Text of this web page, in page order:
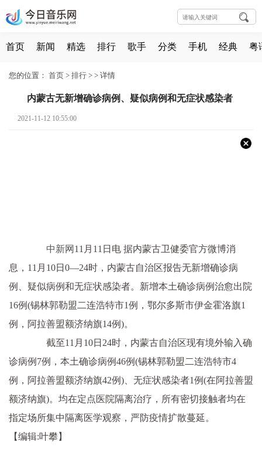
首页 新闻 精选 排行 歌手 分类 手机 经典 粤
您的位置： 首页 > 排行 > > 详情
内蒙古无新增确诊病例、疑似病例和无症状感染者
2021-11-12 10:55:00
中新网 11月11日电 据内蒙古卫健委官方微博消
息，11月10日0—24时，内蒙古自治区报告无新增确诊病
例、疑似病例和无症状感染者。新增本土确诊病例治愈出院
16例(锡林郭勒盟二连浩特市1例，鄂尔多斯市伊金霍洛旗1
例，阿拉善盟额济纳旗14例)。
截至11月10日24时，内蒙古自治区现有境外输入确
诊病例7例，本土确诊病例46例(锡林郭勒盟二连浩特市4
例，阿拉善盟额济纳旗42例)、无症状感染者1例(在阿拉善盟
额济纳旗)。均在定点医院隔离治疗，所有密切接触者均在
指定场所集中隔离医学观察，严防疫情扩散蔓延。
【编辑:叶攀】